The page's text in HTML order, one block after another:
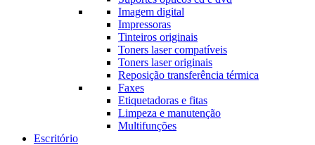
Imagem digital
Impressoras
Tinteiros originais
Toners laser compatíveis
Toners laser originais
Reposição transferência térmica
Faxes
Etiquetadoras e fitas
Limpeza e manutenção
Multifunções
Escritório